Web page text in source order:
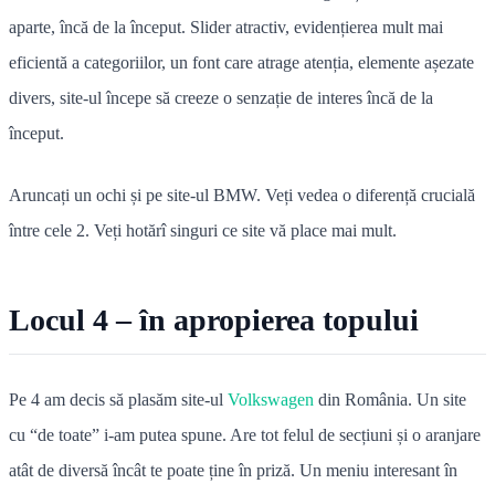
aparte, încă de la început. Slider atractiv, evidențierea mult mai
eficientă a categoriilor, un font care atrage atenția, elemente așezate
divers, site-ul începe să creeze o senzație de interes încă de la
început.
Aruncați un ochi și pe site-ul BMW. Veți vedea o diferență crucială
între cele 2. Veți hotărî singuri ce site vă place mai mult.
Locul 4 – în apropierea topului
Pe 4 am decis să plasăm site-ul Volkswagen din România. Un site
cu “de toate” i-am putea spune. Are tot felul de secțiuni și o aranjare
atât de diversă încât te poate ține în priză. Un meniu interesant în